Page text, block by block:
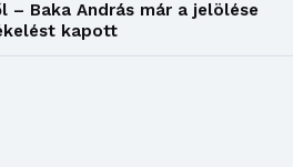
Baka András már a jelölése
kapott